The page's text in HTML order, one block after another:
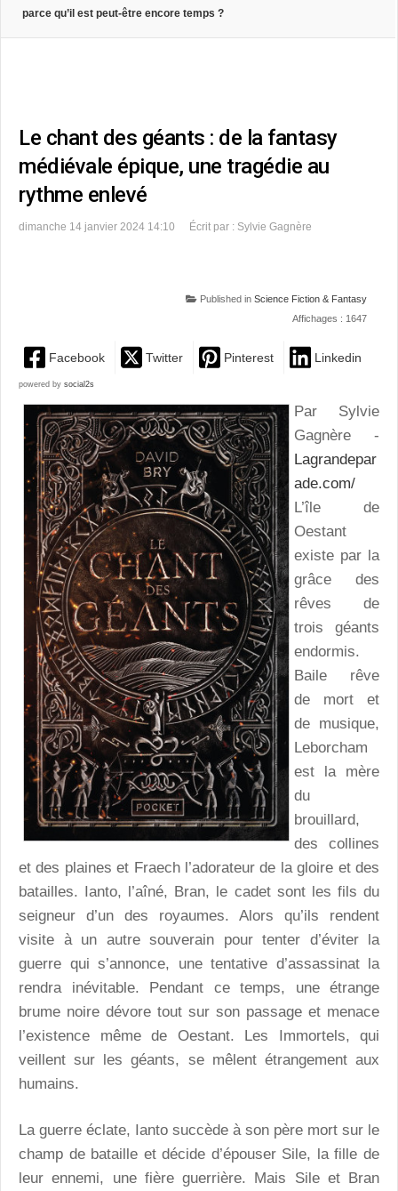
parce qu’il est peut-être encore temps ?
Le chant des géants : de la fantasy
médiévale épique, une tragédie au
rythme enlevé
dimanche 14 janvier 2024 14:10 Écrit par : Sylvie Gagnère
Published in Science Fiction & Fantasy
Affichages : 1647
Facebook Twitter Pinterest Linkedin
powered by social2s
Par Sylvie
Gagnère -
Lagrandepar
ade.com/
L’île de
Oestant
existe par la
grâce des
rêves de
trois géants
endormis.
Baile rêve
de mort et
de musique,
Leborcham
est la mère
du
brouillard,
des collines
et des plaines et Fraech l’adorateur de la gloire et des
batailles. Ianto, l’aîné, Bran, le cadet sont les fils du
seigneur d’un des royaumes. Alors qu’ils rendent
visite à un autre souverain pour tenter d’éviter la
guerre qui s’annonce, une tentative d’assassinat la
rendra inévitable. Pendant ce temps, une étrange
brume noire dévore tout sur son passage et menace
l’existence même de Oestant. Les Immortels, qui
veillent sur les géants, se mêlent étrangement aux
humains.
La guerre éclate, Ianto succède à son père mort sur le
champ de bataille et décide d’épouser Sile, la fille de
leur ennemi, une fière guerrière. Mais Sile et Bran